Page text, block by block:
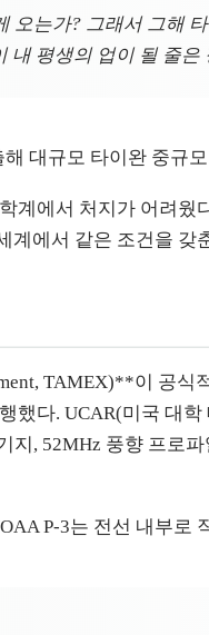
는가? 그래서 그해
평생의 업이 될 줄은
대규모 타이완 중규
에서 처지가 어려
계에서 같은 조건을 갖
TAMEX)**이 공식
다. UCAR(미국 대
지, 52MHz 풍향 프로
P-3는 전선 내부로